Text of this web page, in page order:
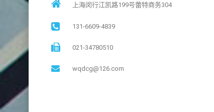
上海闵行江凯路199号蕾特商务304
131-6609-4839
021-34780510
wqdcg@126.com